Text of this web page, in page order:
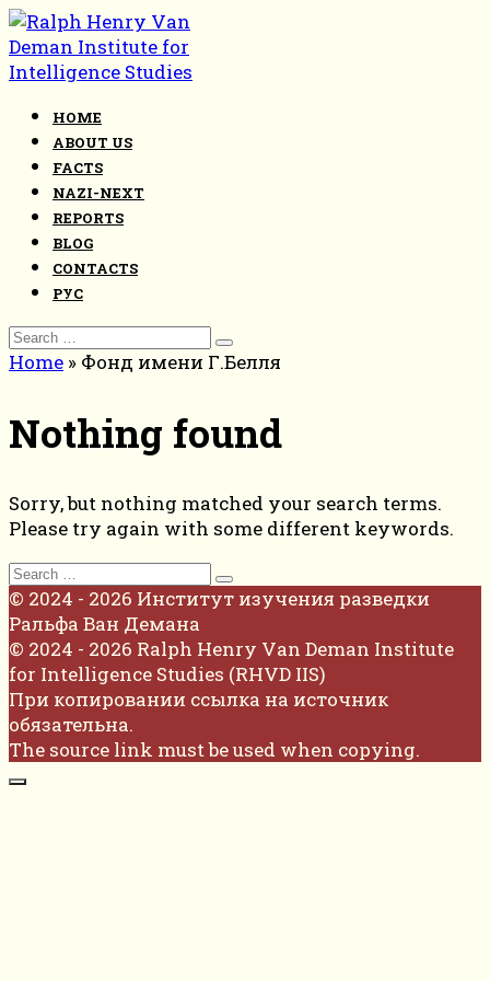
Skip
to
content
HOME
ABOUT US
FACTS
NAZI-NEXT
REPORTS
BLOG
CONTACTS
РУС
Search
for:
Home » Фонд имени Г.Белля
Nothing found
Sorry, but nothing matched your search terms.
Please try again with some different keywords.
Search
for:
© 2024 - 2026 Институт изучения разведки
Ральфа Ван Демана
© 2024 - 2026 Ralph Henry Van Deman Institute
for Intelligence Studies (RHVD IIS)
При копировании ссылка на источник
обязательна.
The source link must be used when copying.